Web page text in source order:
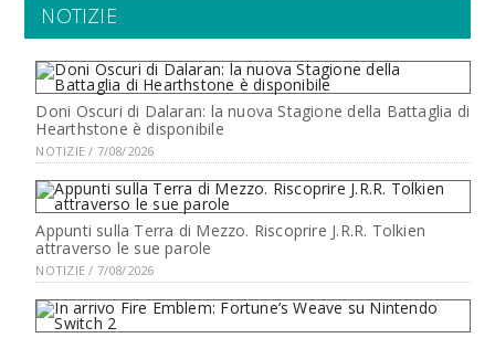
NOTIZIE
Doni Oscuri di Dalaran: la nuova Stagione della Battaglia di
Hearthstone è disponibile
NOTIZIE / 7/08/2026
Appunti sulla Terra di Mezzo. Riscoprire J.R.R. Tolkien
attraverso le sue parole
NOTIZIE / 7/08/2026